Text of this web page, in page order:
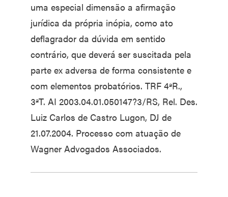
uma especial dimensão a afirmação
jurídica da própria inópia, como ato
deflagrador da dúvida em sentido
contrário, que deverá ser suscitada pela
parte ex adversa de forma consistente e
com elementos probatórios. TRF 4ªR.,
3ªT. AI 2003.04.01.050147?3/RS, Rel. Des.
Luiz Carlos de Castro Lugon, DJ de
21.07.2004. Processo com atuação de
Wagner Advogados Associados.